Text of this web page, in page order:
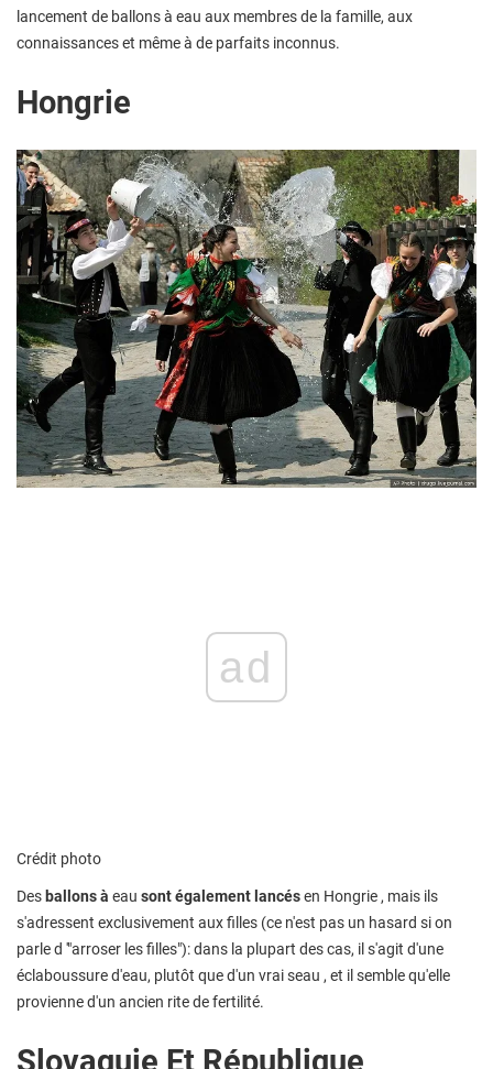
lancement de ballons à eau aux membres de la famille, aux
connaissances et même à de parfaits inconnus.
Hongrie
ad
Crédit photo
Des ballons à eau sont également lancésen Hongrie , mais ils
s'adressent exclusivement aux filles (ce n'est pas un hasard si on
parle d '"arroser les filles"): dans la plupart des cas, il s'agit d'une
éclaboussure d'eau, plutôt que d'un vrai seau , et il semble qu'elle
provienne d'un ancien rite de fertilité.